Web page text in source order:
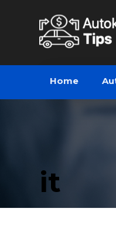
Home
it